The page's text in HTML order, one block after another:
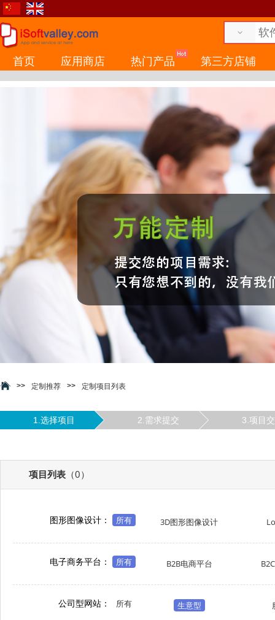
首页 应用商店 热门产品 第三方店铺
>> 定制推荐 >> 定制项目列表
1.选择项目 2.需求提交 3.项目
项目列表（0）
图形图像设计： 所有 3D图形图像设计
电子商务平台： 所有 B2B电商平台
公司型网站： 所有 生意型